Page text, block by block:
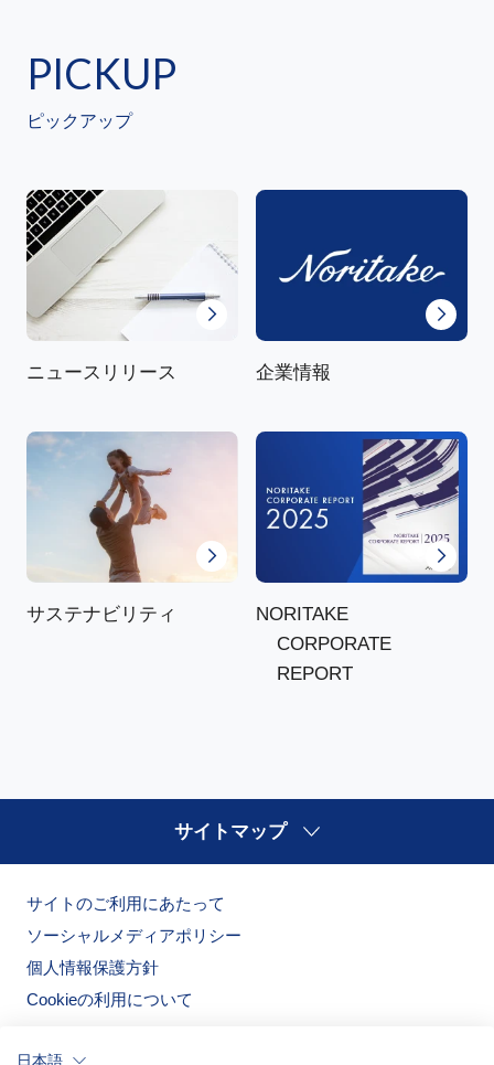
PICKUP
ピックアップ
ニュースリリース 企業情報
サステナビリティ
NORITAKE
CORPORATE
REPORT
サイトマップ
サイトのご利用にあたって
ソーシャルメディアポリシー
個人情報保護方針
Cookieの利用について
日本語